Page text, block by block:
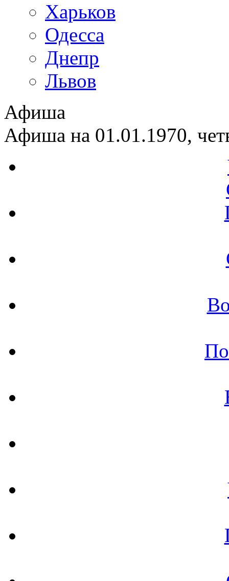
Харьков
Одесса
Днепр
Львов
Афиша
Афиша на 01.01.1970,